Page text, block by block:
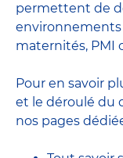
permettent de
environnements
maternités, PMI
Pour en savoir
et le déroulé du
nos pages